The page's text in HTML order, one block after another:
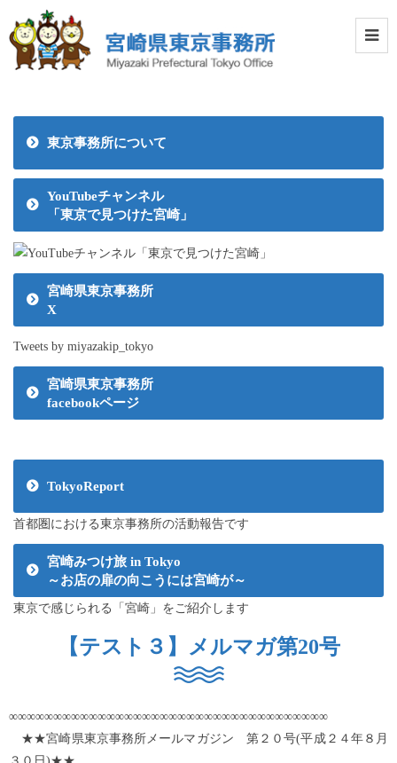
東京事務所について
YouTubeチャンネル
「東京で見つけた宮崎」
宮崎県東京事務所
X
Tweets by miyazakip_tokyo
宮崎県東京事務所
facebookページ
TokyoReport
首都圏における東京事務所の活動報告です
宮崎みつけ旅 in Tokyo
～お店の扉の向こうには宮崎が～
東京で感じられる「宮崎」をご紹介します
【テスト３】メルマガ第20号
∞∞∞∞∞∞∞∞∞∞∞∞∞∞∞∞∞∞∞∞∞∞∞∞∞∞∞∞∞∞∞∞∞∞∞∞
★★宮崎県東京事務所メールマガジン 第２０号(平成２４年８月